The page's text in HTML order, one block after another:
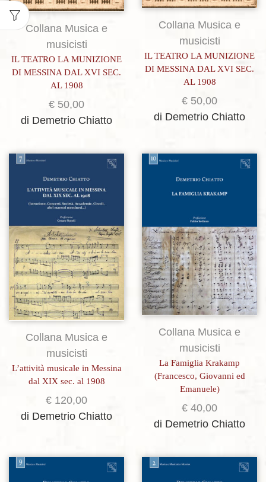
Collana Musica e
musicisti
IL TEATRO LA MUNIZIONE
DI MESSINA DAL XVI SEC.
AL 1908
€ 50,00
di Demetrio Chiatto
Collana Musica e
musicisti
IL TEATRO LA MUNIZIONE
DI MESSINA DAL XVI SEC.
AL 1908
€ 50,00
di Demetrio Chiatto
Aggiungi alla lista dei desideri
Collana Musica e
musicisti
L’attività musicale in Messina
dal XIX sec. al 1908
€ 120,00
di Demetrio Chiatto
Collana Musica e
musicisti
La Famiglia Krakamp
(Francesco, Giovanni ed
Emanuele)
€ 40,00
di Demetrio Chiatto